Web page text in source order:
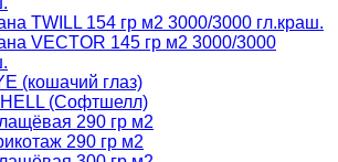
TWILL 154 гр м2 3000/3000 гл.краш.
VECTOR 145 гр м2 3000/3000
(кошачий глаз)
(Софтшелл)
290 гр м2
290 гр м2